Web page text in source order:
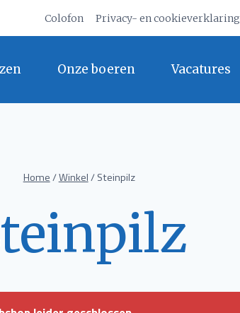
Colofon Privacy- en cookieverklaring
Onze boeren Vacatures
Home/Winkel/Steinpilz